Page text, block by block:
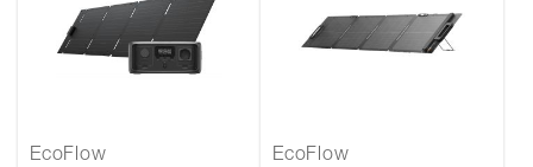
EcoFlow
EcoFlow